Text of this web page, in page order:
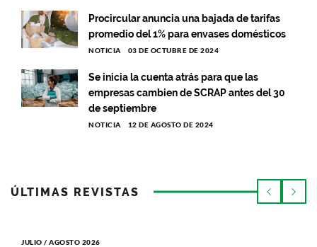
Procircular anuncia una bajada de tarifas
promedio del 1% para envases domésticos
NOTICIA 03 DE OCTUBRE DE 2024
Se inicia la cuenta atrás para que las
empresas cambien de SCRAP antes del 30
de septiembre
NOTICIA 12 DE AGOSTO DE 2024
ÚLTIMAS REVISTAS
JULIO / AGOSTO 2026